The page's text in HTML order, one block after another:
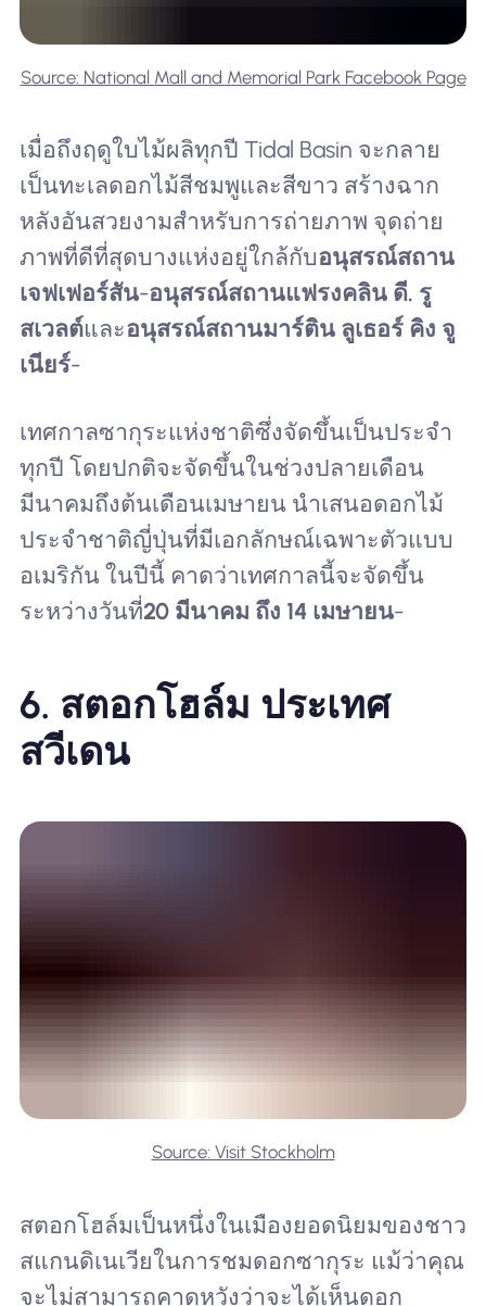
Source: National Mall and Memorial Park Facebook Page
เมื่อถึงฤดูใบไม้ผลิทุกปี Tidal Basin จะกลาย
เป็นทะเลดอกไม้สีชมพูและสีขาว สร้างฉาก
หลังอันสวยงามสำหรับการถ่ายภาพ จุดถ่าย
ภาพที่ดีที่สุดบางแห่งอยู่ใกล้กับอนุสรณ์สถาน
เจฟเฟอร์สัน-อนุสรณ์สถานแฟรงคลิน ดี. รู
สเวลต์และอนุสรณ์สถานมาร์ติน ลูเธอร์ คิง จู
เนียร์-
เทศกาลซากุระแห่งชาติซึ่งจัดขึ้นเป็นประจำ
ทุกปี โดยปกติจะจัดขึ้นในช่วงปลายเดือน
มีนาคมถึงต้นเดือนเมษายน นำเสนอดอกไม้
ประจำชาติญี่ปุ่นที่มีเอกลักษณ์เฉพาะตัวแบบ
อเมริกัน ในปีนี้ คาดว่าเทศกาลนี้จะจัดขึ้น
ระหว่างวันที่20 มีนาคม ถึง 14 เมษายน-
6. สตอกโฮล์ม ประเทศ
สวีเดน
Source: Visit Stockholm
สตอกโฮล์มเป็นหนึ่งในเมืองยอดนิยมของชาว
สแกนดิเนเวียในการชมดอกซากุระ แม้ว่าคุณ
จะไม่สามารถคาดหวังว่าจะได้เห็นดอก